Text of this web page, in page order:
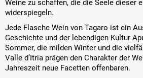
Weine zu schaffen, die die Seele dieser
widerspiegeln.
Jede Flasche Wein von Tagaro ist ein
Geschichte und der lebendigen Kultur
Sommer, die milden Winter und die
Valle d’Itria prägen den Charakter der
Jahreszeit neue Facetten offenbaren.